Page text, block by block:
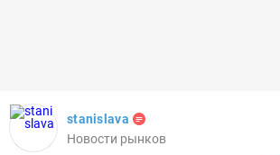
stanislava
Новости рынков